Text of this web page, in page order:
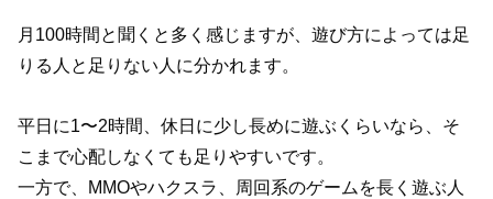
月100時間と聞くと多く感じますが、遊び方によっては足
りる人と足りない人に分かれます。
平日に1〜2時間、休日に少し長めに遊ぶくらいなら、そ
こまで心配しなくても足りやすいです。
一方で、MMOやハクスラ、周回系のゲームを長く遊ぶ人